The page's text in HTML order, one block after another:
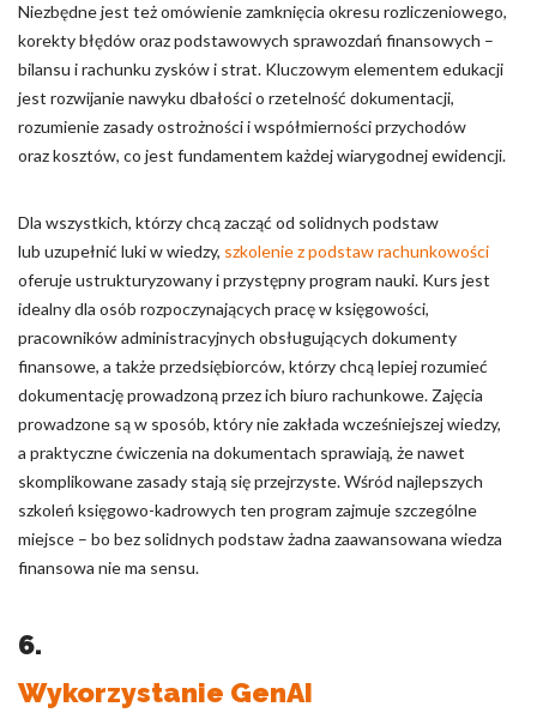
Niezbędne jest też omówienie zamknięcia okresu rozliczeniowego,
korekty błędów oraz podstawowych sprawozdań finansowych –
bilansu i rachunku zysków i strat. Kluczowym elementem edukacji
jest rozwijanie nawyku dbałości o rzetelność dokumentacji,
rozumienie zasady ostrożności i współmierności przychodów
oraz kosztów, co jest fundamentem każdej wiarygodnej ewidencji.
Dla wszystkich, którzy chcą zacząć od solidnych podstaw
lub uzupełnić luki w wiedzy, szkolenie z podstaw rachunkowości
oferuje ustrukturyzowany i przystępny program nauki. Kurs jest
idealny dla osób rozpoczynających pracę w księgowości,
pracowników administracyjnych obsługujących dokumenty
finansowe, a także przedsiębiorców, którzy chcą lepiej rozumieć
dokumentację prowadzoną przez ich biuro rachunkowe. Zajęcia
prowadzone są w sposób, który nie zakłada wcześniejszej wiedzy,
a praktyczne ćwiczenia na dokumentach sprawiają, że nawet
skomplikowane zasady stają się przejrzyste. Wśród najlepszych
szkoleń księgowo-kadrowych ten program zajmuje szczególne
miejsce – bo bez solidnych podstaw żadna zaawansowana wiedza
finansowa nie ma sensu.
6.
Wykorzystanie GenAI